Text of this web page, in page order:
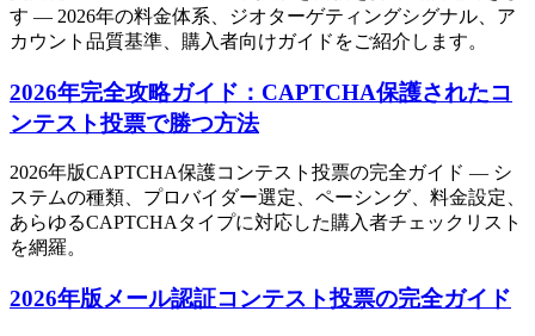
す — 2026年の料金体系、ジオターゲティングシグナル、ア
カウント品質基準、購入者向けガイドをご紹介します。
2026年完全攻略ガイド：CAPTCHA保護されたコ
ンテスト投票で勝つ方法
2026年版CAPTCHA保護コンテスト投票の完全ガイド — シ
ステムの種類、プロバイダー選定、ペーシング、料金設定、
あらゆるCAPTCHAタイプに対応した購入者チェックリスト
を網羅。
2026年版メール認証コンテスト投票の完全ガイド